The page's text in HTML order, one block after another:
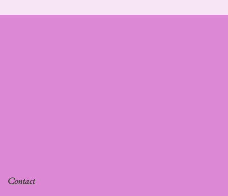
Contact